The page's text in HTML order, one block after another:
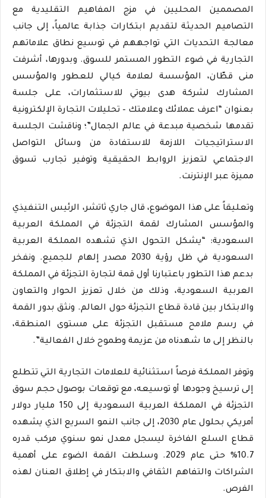
المصممين المحليين في مزج المفاهيم التقليدية مع
التصاميم الحديثة لتقديم ابتكارات جذابة عالمياً، إلى جانب
معالجة التحديات التي تواجههم في توسيع نطاق علاماتهم
التجارية في ضوء التطور المستمر للسوق. وبدورها، أشرفت
منى قطّان، المؤسسة لعلامة كيالي للعطور والمؤسس
المشارك لشركة هدى بيوتي للاستثمارات، على جلسة
بعنوان “اعرف عملائك وعلامتك – تحليلات التجارة الإلكترونية
تقدمها شخصية مبدعة في عالم الجمال”؛ وناقشت الجلسة
الاستراتيجيات اللازمة للاستفادة من وسائل التواصل
الاجتماعي لتعزيز الروابط الحقيقية وتوفير تجارب تسوق
مميزة عبر الإنترنت.
وتعليقاً على هذا الموضوع، قال جاري ثاتشر، الرئيس التنفيذي
والمؤسس المشارك لقمة التجزئة في المملكة العربية
السعودية: “يشكل التحول الذي تشهده المملكة العربية
السعودية في ظل رؤية 2030 مصدر إلهام للجميع. ونفخر
بدعم هذا التطور باعتبارنا أول قمة لتجارة التجزئة في المملكة
العربية السعودية، وذلك من خلال تعزيز الحوار والتعاون
والابتكار بين قادة قطاع التجزئة حول العالم. ونثق بدور القمة
في رسم ملامح مستقبل التجزئة على مستوى المنطقة،
بالنظر إلى ما شهدناه من عزيمة وطموح خلال الفعالية”.
وتوفر المملكة فرصاً استثنائية للعلامات التجارية التي تتطلع
إلى ترسيخ وجودها أو توسيعه، مع توقعات بوصول حجم سوق
التجزئة في المملكة العربية السعودية إلى 150 مليار دولار
أمريكي بحلول عام 2030، إلى جانب النمو السريع الذي يشهده
قطاع السلع الفاخرة ليسجل معدل نمو سنوي مركب قدره
10.7% حتى عام 2029. وسلطت القمة الضوء على أهمية
الشراكات والتفاهم الثقافي والابتكار في إطلاق العنان لهذه
الفرص.